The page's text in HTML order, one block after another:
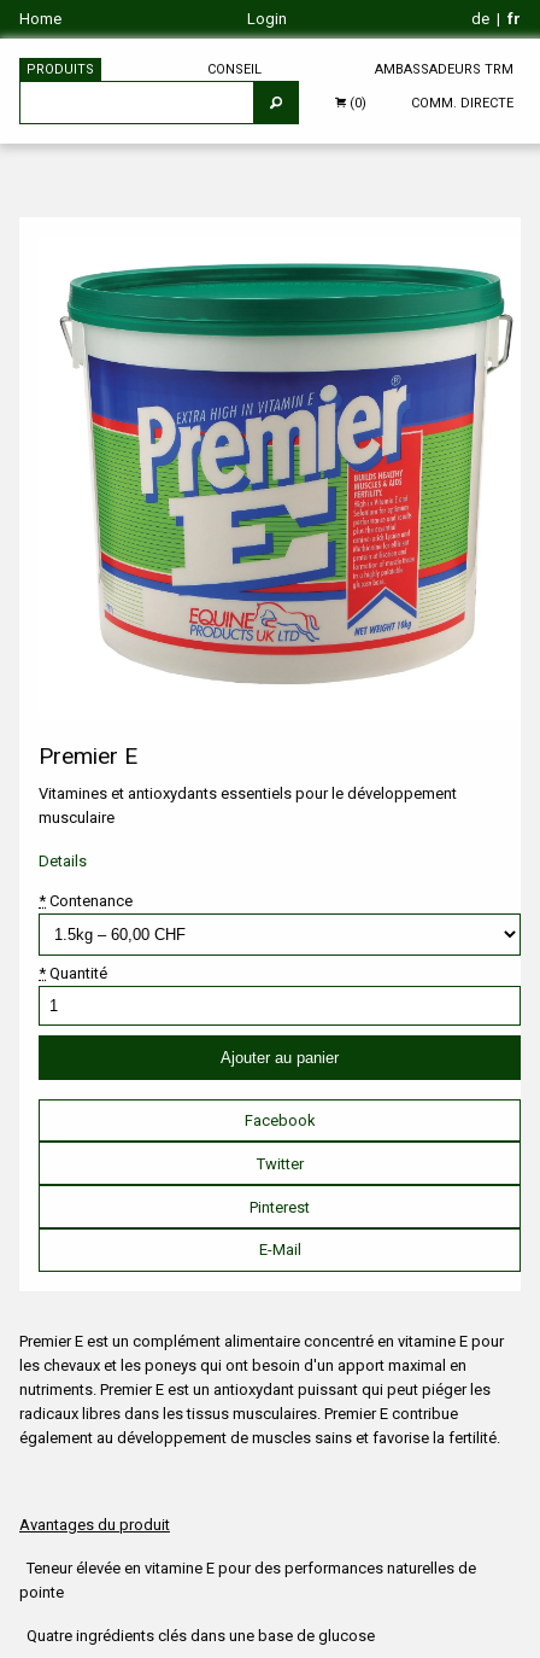
Home Login de | fr
PRODUITS CONSEIL AMBASSADEURS TRM
(0) COMM. DIRECTE
Premier E
Vitamines et antioxydants essentiels pour le développement
musculaire
Details
* Contenance
* Quantité
Facebook
Twitter
Pinterest
E-Mail
Premier E est un complément alimentaire concentré en vitamine E pour
les chevaux et les poneys qui ont besoin d'un apport maximal en
nutriments. Premier E est un antioxydant puissant qui peut piéger les
radicaux libres dans les tissus musculaires. Premier E contribue
également au développement de muscles sains et favorise la fertilité.
Avantages du produit
Teneur élevée en vitamine E pour des performances naturelles de
pointe
Quatre ingrédients clés dans une base de glucose